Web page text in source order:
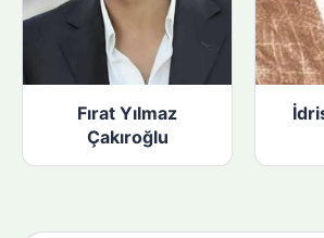
Fırat Yılmaz
Çakıroğlu